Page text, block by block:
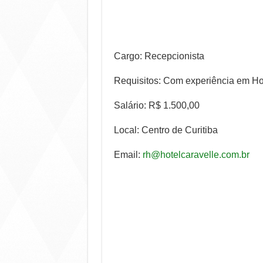
Cargo: Recepcionista
Requisitos: Com experiência em
Salário: R$ 1.500,00
Local: Centro de Curitiba
Email: rh@hotelcaravelle.com.br